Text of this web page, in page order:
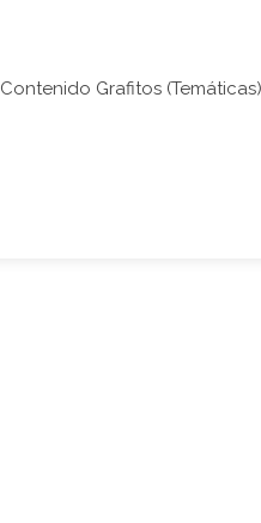
Contenido Grafitos (Temáticas)